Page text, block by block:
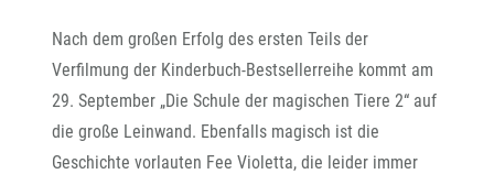
Nach dem großen Erfolg des ersten Teils der
Verfilmung der Kinderbuch-Bestsellerreihe kommt am
29. September „Die Schule der magischen Tiere 2“ auf
die große Leinwand. Ebenfalls magisch ist die
Geschichte vorlauten Fee Violetta, die leider immer